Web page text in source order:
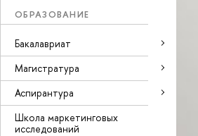
ОБРАЗОВАНИЕ
Бакалавриат
Магистратура
Аспирантура
Школа маркетинговых
исследований